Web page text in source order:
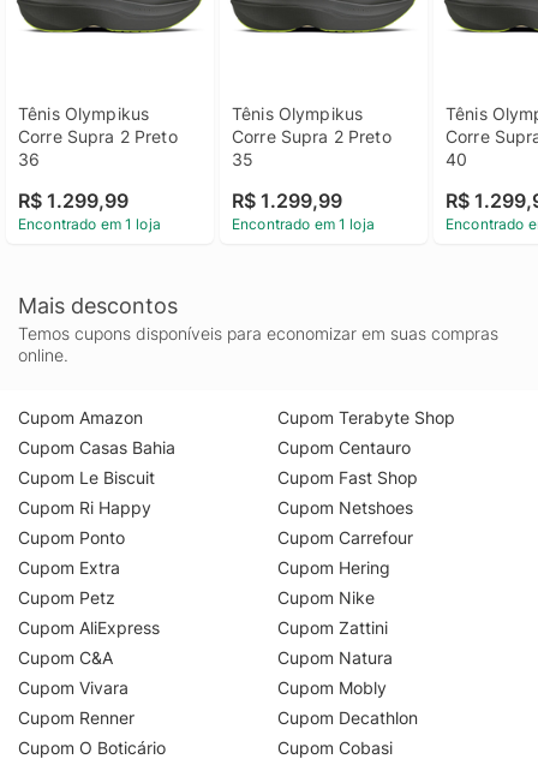
Tênis Olympikus
Corre Supra 2 Preto
36
R$ 1.299,99
Encontrado em 1 loja
Tênis Olympikus
Corre Supra 2 Preto
35
R$ 1.299,99
Encontrado em 1 loja
Tênis
Corre
40
R$
Encontrado
Mais descontos
Temos cupons disponíveis para economizar em suas compras
online.
Cupom Amazon
Cupom Casas Bahia
Cupom Le Biscuit
Cupom Ri Happy
Cupom Ponto
Cupom Extra
Cupom Petz
Cupom AliExpress
Cupom C&A
Cupom Vivara
Cupom Renner
Cupom O Boticário
Cupom Terabyte Shop
Cupom Centauro
Cupom Fast Shop
Cupom Netshoes
Cupom Carrefour
Cupom Hering
Cupom Nike
Cupom Zattini
Cupom Natura
Cupom Mobly
Cupom Decathlon
Cupom Cobasi